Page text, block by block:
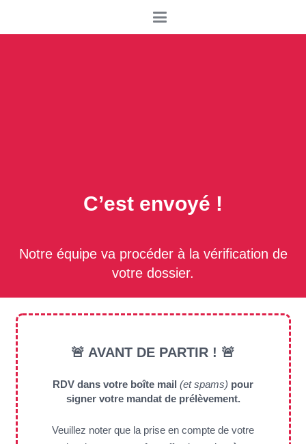
C’est envoyé !
Notre équipe va procéder à la vérification de
votre dossier.
🚨 AVANT DE PARTIR ! 🚨
RDV dans votre boîte mail (et spams) pour
signer votre mandat de prélèvement.
Veuillez noter que la prise en compte de votre